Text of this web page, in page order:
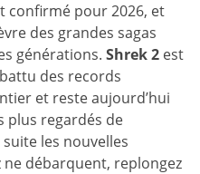
confirmé pour 2026, et
des grandes sagas
générations. Shrek 2 est
battu des records
et reste aujourd’hui
plus regardés de
les nouvelles
ne débarquent, replongez